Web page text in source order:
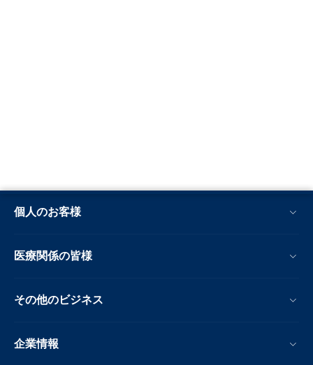
個人のお客様
医療関係の皆様
その他のビジネス
企業情報